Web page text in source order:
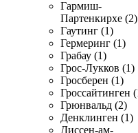
Гармиш-
Партенкирхе (2)
Гаутинг (1)
Гермеринг (1)
Грабау (1)
Грос-Лукков (1)
Гросберен (1)
Гроссайтинген
Грюнвальд (2)
Денклинген (1)
Диссен-ам-